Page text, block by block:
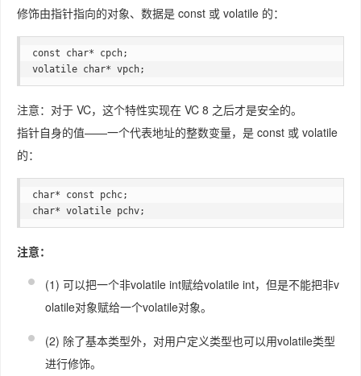
修饰由指针指向的对象、数据是 const 或 volatile 的：
const char* cpch;
volatile char* vpch;
注意：对于 VC，这个特性实现在 VC 8 之后才是安全的。
指针自身的值——一个代表地址的整数变量，是 const 或 volatile
的：
char* const pchc;
char* volatile pchv;
注意：
(1) 可以把一个非volatile int赋给volatile int，但是不能把非v
olatile对象赋给一个volatile对象。
(2) 除了基本类型外，对用户定义类型也可以用volatile类型
进行修饰。